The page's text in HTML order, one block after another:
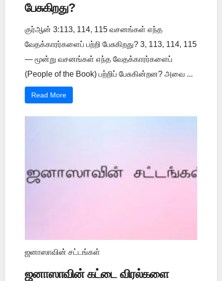
பேசுகிறது?
குர்ஆன் 3:113, 114, 115 வசனங்கள் எந்த
வேதக்காரர்களைப் பற்றி பேசுகிறது? 3, 113, 114, 115
— மூன்று வசனங்கள் எந்த வேதக்காரர்களைப்
(People of the Book) பற்றிப் பேசுகின்றன? அவை ...
Read More
ஜனாஸாவின் சட்டங்கள்
ஜனாஸாவின் கட்டை விரல்களை